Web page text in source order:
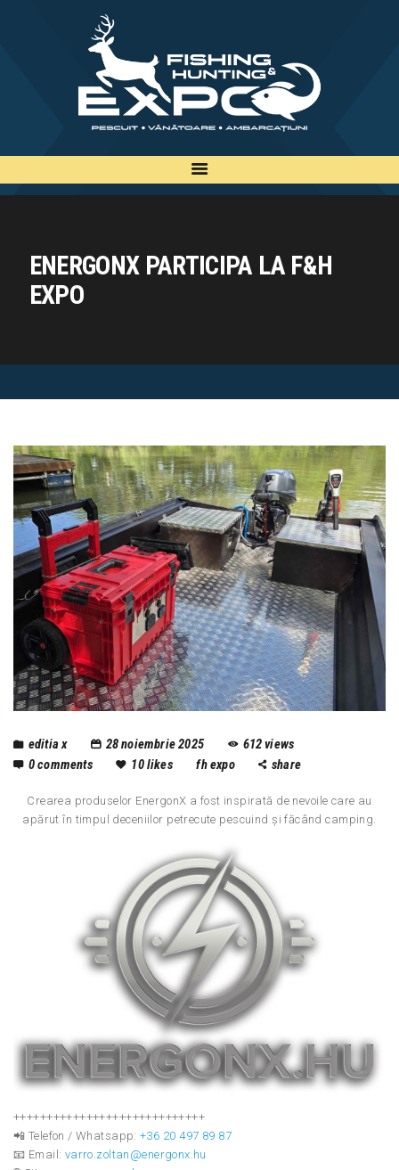
ENERGONX PARTICIPA LA F&H
EXPO
INFO
INSCRIERE
TARIFE
EDITII
CONTACT
EN
editia x 28 noiembrie 2025 612views
0comments 10likes fh expo share
Crearea produselor EnergonX a fost inspirată de nevoile care au
apărut în timpul deceniilor petrecute pescuind și făcând camping.
+++++++++++++++++++++++++++++
📲 Telefon / Whatsapp:+36 20 497 89 87
📧 Email: varro.zoltan@energonx.hu